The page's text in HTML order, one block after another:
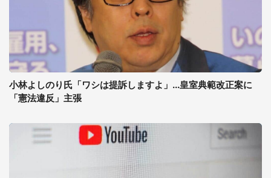
小林よしのり氏「ワシは提訴しますよ」...皇室典範改正案に
「憲法違反」主張